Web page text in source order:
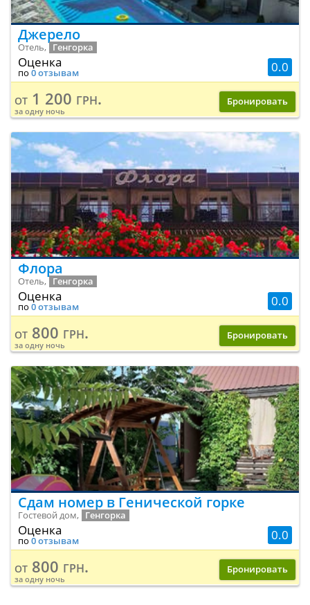
Джерело
Отель, Генгорка
0.0
Оценка
по 0 отзывам
от 1 200 грн.
за одну ночь
Бронировать
Флора
Отель, Генгорка
0.0
Оценка
по 0 отзывам
от 800 грн.
за одну ночь
Бронировать
Сдам номер в Генической горке
Гостевой дом, Генгорка
0.0
Оценка
по 0 отзывам
от 800 грн.
за одну ночь
Бронировать